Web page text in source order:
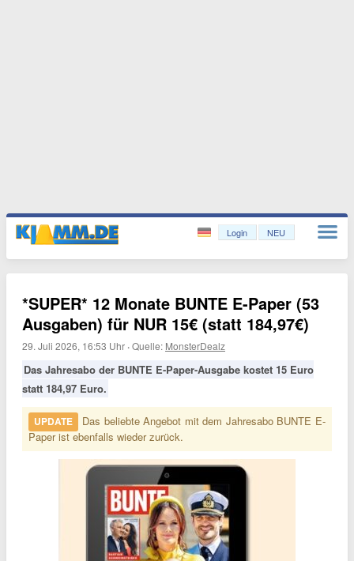
Login NEU
*SUPER* 12 Monate BUNTE E-Paper (53
Ausgaben) für NUR 15€ (statt 184,97€)
29. Juli 2026, 16:53 Uhr ·Quelle: MonsterDealz
Das Jahresabo der BUNTE E-Paper-Ausgabe kostet 15 Euro
statt 184,97 Euro.
UPDATE
Das beliebte Angebot mit dem Jahresabo BUNTE E-
Paper ist ebenfalls wieder zurück.